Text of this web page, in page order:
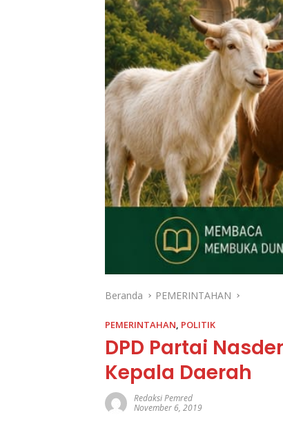
Beranda PEMERINTAHAN
PEMERINTAHAN POLITIK
DPD Partai
Kepala Daerah
Redaksi Pemred
November 6, 2019